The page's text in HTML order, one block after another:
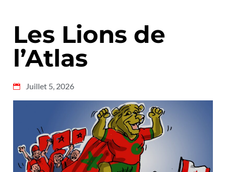
Les Lions de
l’Atlas
Juillet 5, 2026